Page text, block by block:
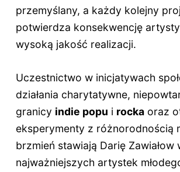
przemyślany, a każdy kolejny
potwierdza konsekwencję
wysoką jakość realizacji.
Uczestnictwo w inicjatywach
działania charytatywne,
granicy indie popu i rockaoraz
eksperymenty z różnorodnością
brzmień stawiają Darię Zawiałow
najważniejszych artystek